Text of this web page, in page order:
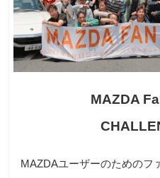
MAZDA
MAZDAユーザーのためのフ